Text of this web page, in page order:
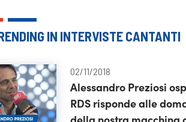
IN INTERVISTE CANTANTI
02/11/2018
Alessandro Preziosi
RDS risponde alle